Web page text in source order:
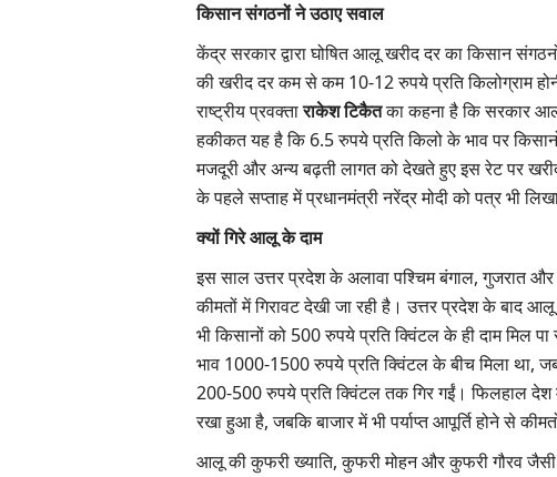
किसान संगठनों ने उठाए सवाल
केंद्र सरकार द्वारा घोषित आलू खरीद दर का किसान
की खरीद दर कम से कम 10-12 रुपये प्रति किलोग्राम
राष्ट्रीय प्रवक्ताराकेश टिकैतका कहना है कि सरकार आलू
हकीकत यह है कि 6.5 रुपये प्रति किलो के भाव पर
मजदूरी और अन्य बढ़ती लागत को देखते हुए इस रेट पर
के पहले सप्ताह में प्रधानमंत्री नरेंद्र मोदी को पत्र भी
क्यों गिरे आलू के दाम
इस साल उत्तर प्रदेश के अलावा पश्चिम बंगाल, गुजरात
कीमतों में गिरावट देखी जा रही है। उत्तर प्रदेश के बाद
भी किसानों को 500 रुपये प्रति क्विंटल के ही दाम मिल
भाव 1000-1500 रुपये प्रति क्विंटल के बीच मिला था,
200-500 रुपये प्रति क्विंटल तक गिर गईं। फिलहाल
रखा हुआ है, जबकि बाजार में भी पर्याप्त आपूर्ति होने से
आलू की कुफरी ख्याति, कुफरी मोहन और कुफरी गौरव